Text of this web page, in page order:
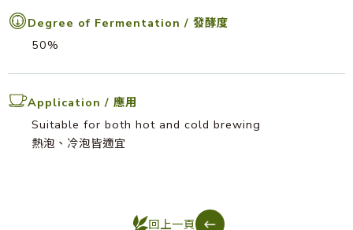
Degree of Fermentation / 發酵度
50%
Application / 應用
Suitable for both hot and cold brewing
熱泡、冷泡皆適宜
回上一頁